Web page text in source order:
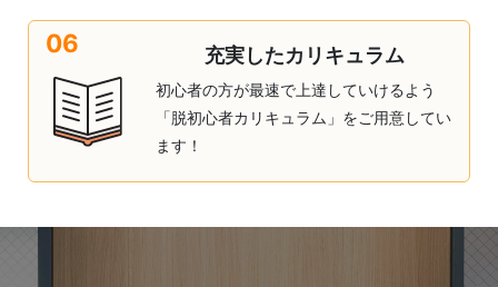
06 充実したカリキュラム
初心者の方が最速で上達していけるよう
「脱初心者カリキュラム」をご用意してい
ます！